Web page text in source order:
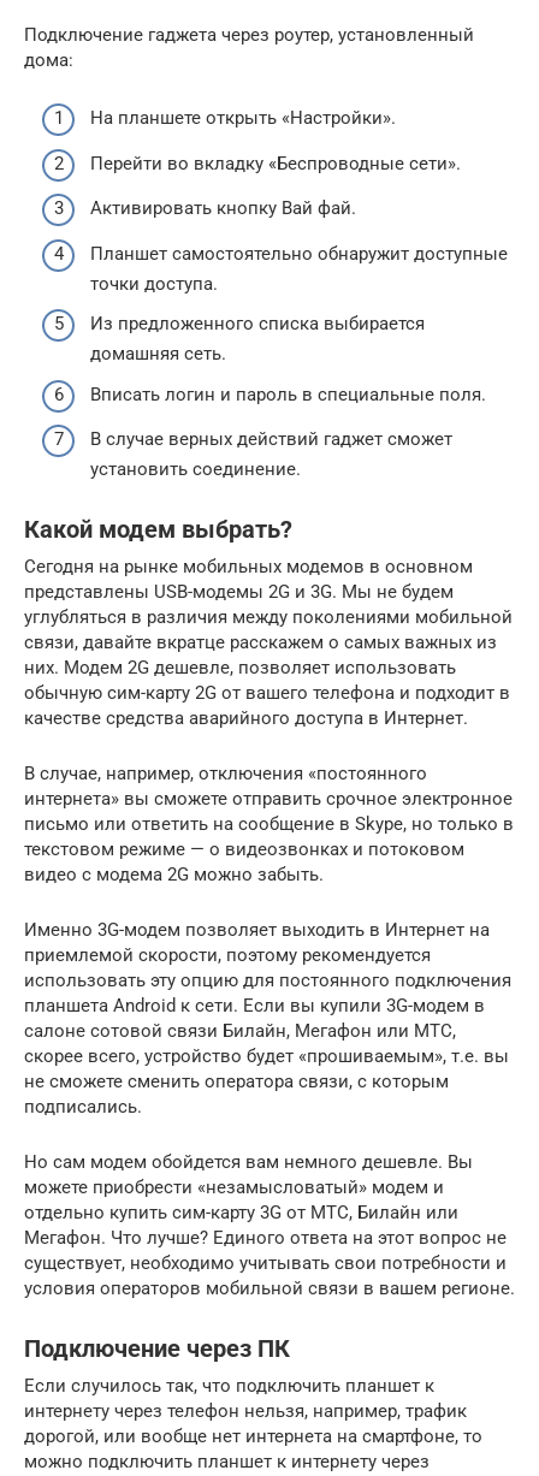
Подключение гаджета через роутер, установленный
дома:
На планшете открыть «Настройки».
Перейти во вкладку «Беспроводные сети».
Активировать кнопку Вай фай.
Планшет самостоятельно обнаружит доступные
точки доступа.
Из предложенного списка выбирается
домашняя сеть.
Вписать логин и пароль в специальные поля.
В случае верных действий гаджет сможет
установить соединение.
Какой модем выбрать?
Сегодня на рынке мобильных модемов в основном
представлены USB-модемы 2G и 3G. Мы не будем
углубляться в различия между поколениями мобильной
связи, давайте вкратце расскажем о самых важных из
них. Модем 2G дешевле, позволяет использовать
обычную сим-карту 2G от вашего телефона и подходит в
качестве средства аварийного доступа в Интернет.
В случае, например, отключения «постоянного
интернета» вы сможете отправить срочное электронное
письмо или ответить на сообщение в Skype, но только в
текстовом режиме — о видеозвонках и потоковом
видео с модема 2G можно забыть.
Именно 3G-модем позволяет выходить в Интернет на
приемлемой скорости, поэтому рекомендуется
использовать эту опцию для постоянного подключения
планшета Android к сети. Если вы купили 3G-модем в
салоне сотовой связи Билайн, Мегафон или МТС,
скорее всего, устройство будет «прошиваемым», т.е. вы
не сможете сменить оператора связи, с которым
подписались.
Но сам модем обойдется вам немного дешевле. Вы
можете приобрести «незамысловатый» модем и
отдельно купить сим-карту 3G от МТС, Билайн или
Мегафон. Что лучше? Единого ответа на этот вопрос не
существует, необходимо учитывать свои потребности и
условия операторов мобильной связи в вашем регионе.
Подключение через ПК
Если случилось так, что подключить планшет к
интернету через телефон нельзя, например, трафик
дорогой, или вообще нет интернета на смартфоне, то
можно подключить планшет к интернету через